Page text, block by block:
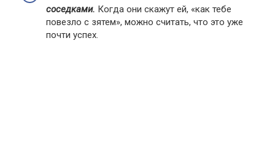
соседками. Когда они скажут ей, «как тебе
повезло с зятем», можно считать, что это уже
почти успех.